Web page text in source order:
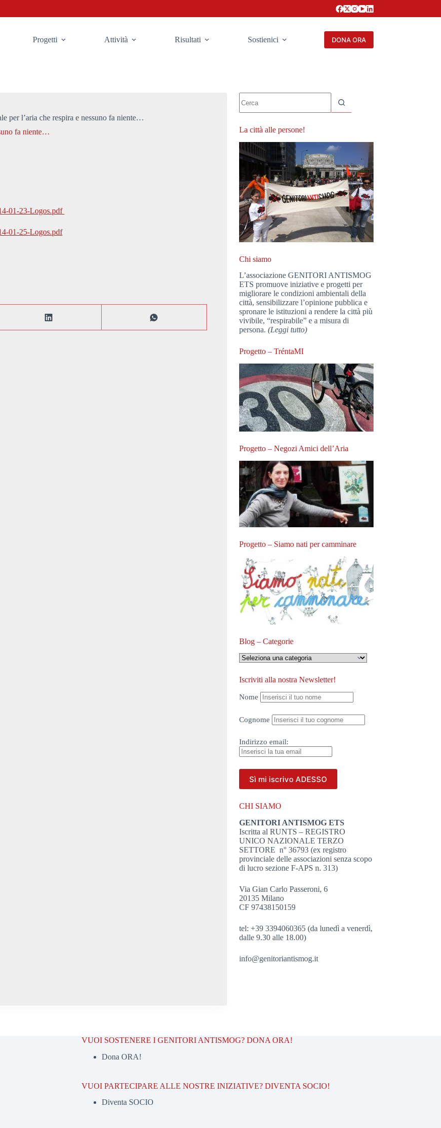
Progetti Attività Risultati Sostienici DONA ORA
per l’aria che respira e nessuno fa niente…
fa niente…
01-23-Logos.pdf
01-25-Logos.pdf
risultato
La città alle persone!
Chi siamo
L’associazione GENITORI ANTISMOG
ETS promuove iniziative e progetti per
migliorare le condizioni ambientali della
città, sensibilizzare l’opinione pubblica e
spronare le istituzioni a rendere la città più
vivibile, “respirabile” e a misura di
persona.(Leggi tutto)
Progetto – TréntaMI
Progetto – Negozi Amici dell’Aria
Progetto – Siamo nati per camminare
Blog – Categorie
Blog
–
Iscriviti alla nostra Newsletter!
Nome
Cognome
Indirizzo email:
CHI SIAMO
GENITORI ANTISMOG ETS
Iscritta al RUNTS – REGISTRO
UNICO NAZIONALE TERZO
SETTORE n° 36793 (ex registro
provinciale delle associazioni senza scopo
di lucro sezione F-APS n. 313)
Via Gian Carlo Passeroni, 6
20135 Milano
CF 97438150159
tel: +39 3394060365 (da lunedì a venerdì,
dalle 9.30 alle 18.00)
info@genitoriantismog.it
VUOI SOSTENERE I GENITORI ANTISMOG? DONA ORA!
Dona ORA!
VUOI PARTECIPARE ALLE NOSTRE INIZIATIVE? DIVENTA SOCIO!
Diventa SOCIO